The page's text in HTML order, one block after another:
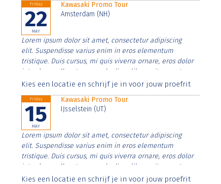
Friday
22
MAY
Kawasaki Promo Tour
Amsterdam (NH)
Lorem ipsum dolor sit amet, consectetur adipiscing
elit. Suspendisse varius enim in eros elementum
tristique. Duis cursus, mi quis viverra ornare, eros dolor
interdum nulla, ut commodo diam libero vitae erat.
Aenean faucibus nibh et justo cursus id rutrum lorem
Kies een locatie en schrijf je in voor jouw proefrit
Friday
15
MAY
Kawasaki Promo Tour
IJsselstein (UT)
Lorem ipsum dolor sit amet, consectetur adipiscing
elit. Suspendisse varius enim in eros elementum
tristique. Duis cursus, mi quis viverra ornare, eros dolor
interdum nulla, ut commodo diam libero vitae erat.
Aenean faucibus nibh et justo cursus id rutrum lorem
Kies een locatie en schrijf je in voor jouw proefrit